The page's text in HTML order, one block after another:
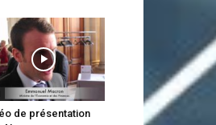
de présentation